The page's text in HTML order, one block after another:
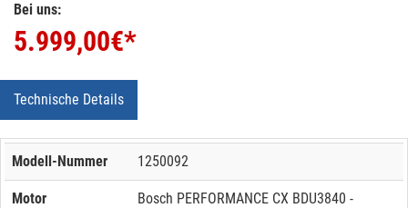
Bei uns:
5.999,00€*
Technische Details
Modell-Nummer 1250092
Motor
Bosch PERFORMANCE CX BDU3840 -